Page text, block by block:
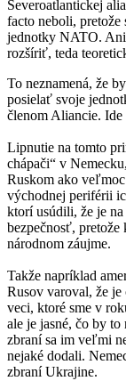
Severoatlantickej
facto neboli, pretože
jednotky NATO. Ani
rozšíriť, teda
To neznamená, že
posielať svoje
členom Aliancie. Ide
Lipnutie na tomto
chápači“ v
Ruskom ako
východnej periférii
ktorí usúdili, že je na
bezpečnosť,
národnom záujme.
Takže napríklad
Rusov varoval, že
veci, ktoré sme v
ale je jasné, čo by
zbraní sa im veľmi
nejaké dodali.
zbraní Ukrajine.